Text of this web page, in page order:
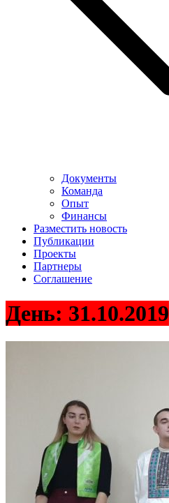
Документы
Команда
Опыт
Финансы
Разместить новость
Публикации
Проекты
Партнеры
Соглашение
День: 31.10.2019